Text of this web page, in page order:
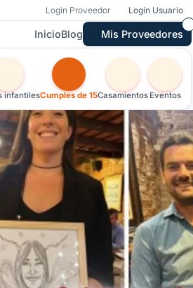
Login Proveedor Login Usuario
InicioBlog Mis Proveedores
versiones de esta ficha por tipo de
infantilesCumples de 15Casamientos Eventos